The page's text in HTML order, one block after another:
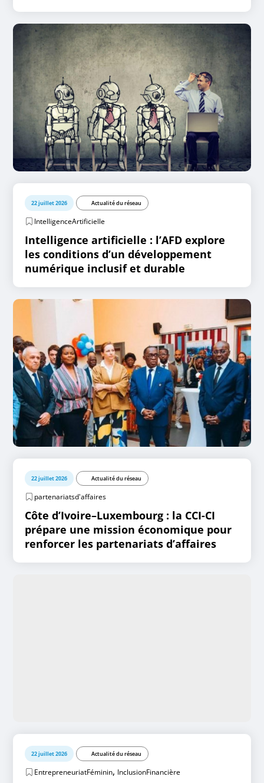
22 juillet 2026 Actualité du réseau
IntelligenceArtificielle
Intelligence artificielle : l’AFD explore
les conditions d’un développement
numérique inclusif et durable
22 juillet 2026 Actualité du réseau
partenariatsd'affaires
Côte d’Ivoire–Luxembourg : la CCI-CI
prépare une mission économique pour
renforcer les partenariats d’affaires
22 juillet 2026 Actualité du réseau
EntrepreneuriatFéminin, InclusionFinancière